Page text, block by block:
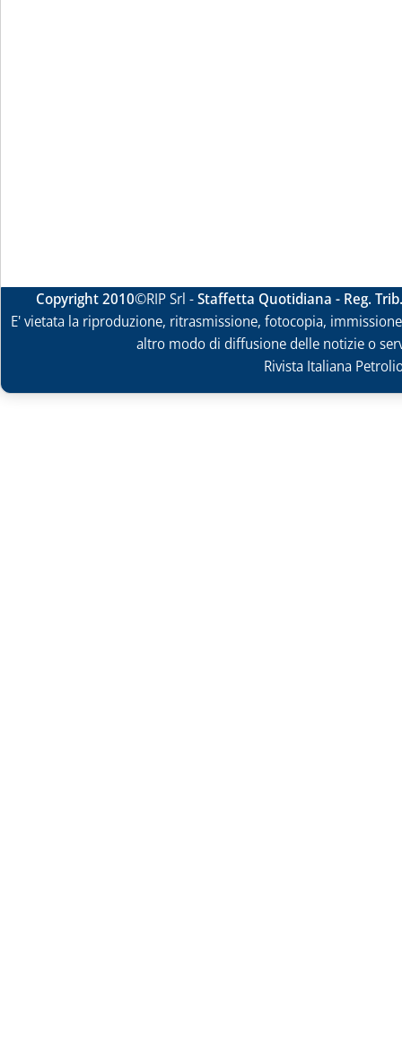
Copyright 2010©RIP Srl -Staffetta Quotidiana - Reg.
E' vietata la riproduzione, ritrasmissione, fotocopia,
altro modo di diffusione delle notizie o
Rivista Italiana